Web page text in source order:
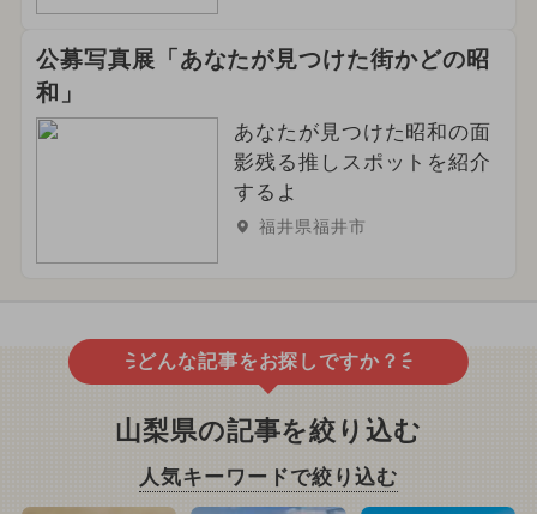
公募写真展「あなたが見つけた街かどの昭
和」
あなたが見つけた昭和の面
影残る推しスポットを紹介
するよ
福井県福井市
どんな記事をお探しですか？
山梨県の記事を絞り込む
人気キーワードで絞り込む